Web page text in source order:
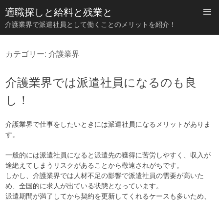
適職探しと給料と残業と
介護業界で派遣社員として働くことのメリットを紹介！
ン
テ
ツ
へ
ス
キ
プ
カテゴリー:介護業界
介護業界では派遣社員になるのも良
し！
介護業界で仕事をしたいときには派遣社員になるメリットがありま
す。
一般的には派遣社員になると派遣先の獲得に苦労しやすく、収入が
途絶えてしまうリスクがあることから敬遠されがちです。
しかし、介護業界では人材不足の影響で派遣社員の需要が高いた
め、全国的に求人が出ている状態となっています。
派遣期間が満了してから契約を更新してくれるケースも多いため、